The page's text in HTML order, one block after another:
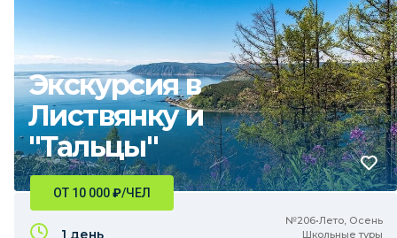
Экскурсия в
Листвянку и
"Тальцы"
№206•Лето, Осень
Школьные туры
ОТ 10 000₽/ЧЕЛ
1 день